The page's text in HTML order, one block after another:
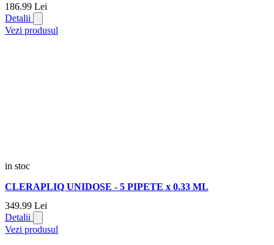
186.99 Lei
Detalii
Vezi produsul
in stoc
CLERAPLIQ UNIDOSE - 5 PIPETE x 0.33 ML
349.99 Lei
Detalii
Vezi produsul